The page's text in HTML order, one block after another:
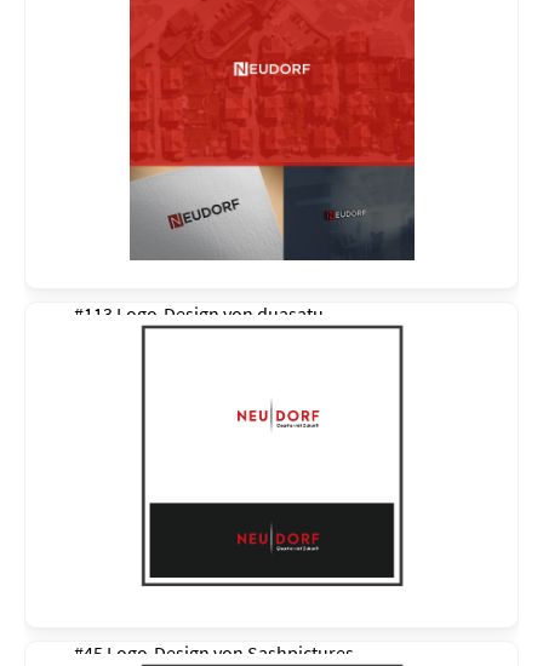
#113 Logo-Design von duasatu
#45 Logo-Design von Sashpictures